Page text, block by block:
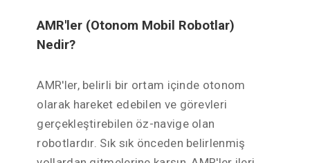
AMR'ler (Otonom Mobil Robotlar)
Nedir?
AMR'ler, belirli bir ortam içinde otonom
olarak hareket edebilen ve görevleri
gerçekleştirebilen öz-navige olan
robotlardır. Sık sık önceden belirlenmiş